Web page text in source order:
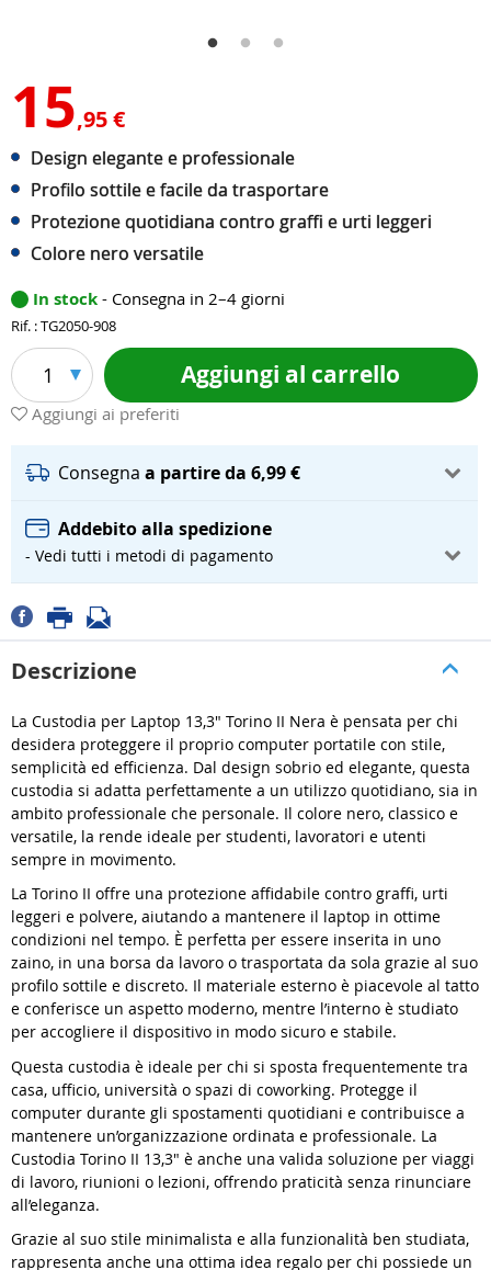
15,95 €
Design elegante e professionale
Profilo sottile e facile da trasportare
Protezione quotidiana contro graffi e urti leggeri
Colore nero versatile
In stock - Consegna in 2–4 giorni
Rif. : TG2050-908
1 Aggiungi al carrello
Aggiungi ai preferiti
Consegna a partire da 6,99 €
Addebito alla spedizione
- Vedi tutti i metodi di pagamento
Descrizione
La Custodia per Laptop 13,3" Torino II Nera è pensata per chi
desidera proteggere il proprio computer portatile con stile,
semplicità ed efficienza. Dal design sobrio ed elegante, questa
custodia si adatta perfettamente a un utilizzo quotidiano, sia in
ambito professionale che personale. Il colore nero, classico e
versatile, la rende ideale per studenti, lavoratori e utenti
sempre in movimento.
La Torino II offre una protezione affidabile contro graffi, urti
leggeri e polvere, aiutando a mantenere il laptop in ottime
condizioni nel tempo. È perfetta per essere inserita in uno
zaino, in una borsa da lavoro o trasportata da sola grazie al suo
profilo sottile e discreto. Il materiale esterno è piacevole al tatto
e conferisce un aspetto moderno, mentre l’interno è studiato
per accogliere il dispositivo in modo sicuro e stabile.
Questa custodia è ideale per chi si sposta frequentemente tra
casa, ufficio, università o spazi di coworking. Protegge il
computer durante gli spostamenti quotidiani e contribuisce a
mantenere un’organizzazione ordinata e professionale. La
Custodia Torino II 13,3" è anche una valida soluzione per viaggi
di lavoro, riunioni o lezioni, offrendo praticità senza rinunciare
all’eleganza.
Grazie al suo stile minimalista e alla funzionalità ben studiata,
rappresenta anche una ottima idea regalo per chi possiede un